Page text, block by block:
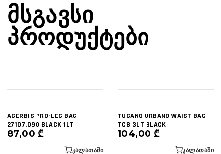
ᲛᲡᲒᲐᲕᲡᲘ
ᲞᲠᲝᲓᲣᲥᲢᲔᲑᲘ
ACERBIS PRO-LEG BAG
27107.090 BLACK 1LT
87,00 ₾
ᲙᲐᲚᲐᲗᲐᲨᲘ
TUCANO URBANO WAIST BAG
TC8 3LT BLACK
104,00 ₾
ᲙᲐᲚᲐᲗᲐᲨᲘ